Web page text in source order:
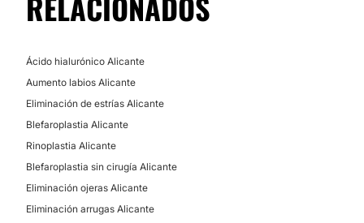
Ácido hialurónico Alicante
Aumento labios Alicante
Eliminación de estrías Alicante
Blefaroplastia Alicante
Rinoplastia Alicante
Blefaroplastia sin cirugía Alicante
Eliminación ojeras Alicante
Eliminación arrugas Alicante